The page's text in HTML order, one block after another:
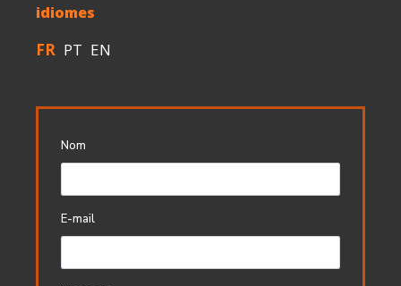
idiomes
FR PT EN
Nom
E-mail